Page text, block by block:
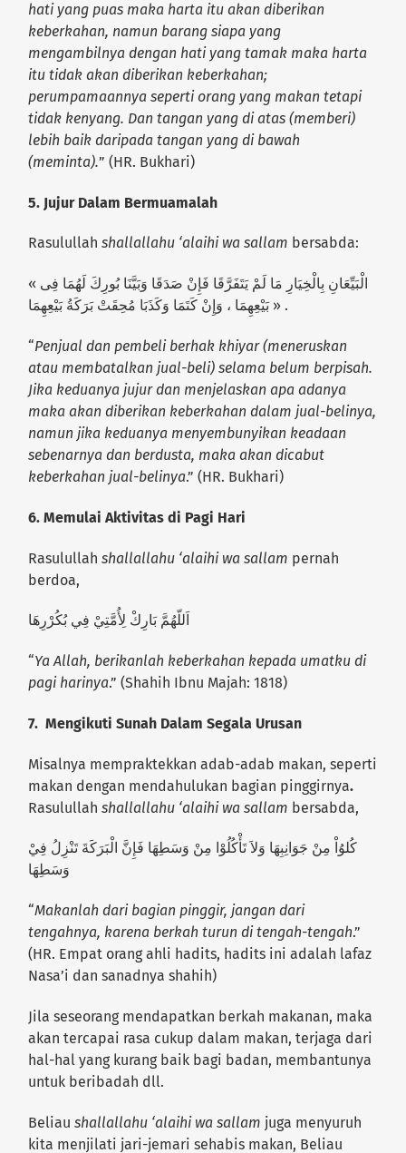
hati yang puas maka harta itu akan diberikan
keberkahan, namun barang siapa yang
mengambilnya dengan hati yang tamak maka harta
itu tidak akan diberikan keberkahan;
perumpamaannya seperti orang yang makan tetapi
tidak kenyang. Dan tangan yang di atas (memberi)
lebih baik daripada tangan yang di bawah
(meminta).” (HR. Bukhari)
5. Jujur Dalam Bermuamalah
Rasulullahshallallahu ‘alaihi wa sallam bersabda:
« الْبَيِّعَانِ بِالْخِيَارِ مَا لَمْ يَتَفَرَّقَا فَإِنْ صَدَقَا وَبَيَّنَا بُورِكَ لَهُمَا فِى
بَيْعِهِمَا ، وَإِنْ كَتَمَا وَكَذَبَا مُحِقَتْ بَرَكَةُ بَيْعِهِمَا » .
“Penjual dan pembeli berhak khiyar (meneruskan
atau membatalkan jual-beli) selama belum berpisah.
Jika keduanya jujur dan menjelaskan apa adanya
maka akan diberikan keberkahan dalam jual-belinya,
namun jika keduanya menyembunyikan keadaan
sebenarnya dan berdusta, maka akan dicabut
keberkahan jual-belinya.” (HR. Bukhari)
6.Memulai Aktivitas di Pagi Hari
Rasulullahshallallahu ‘alaihi wa sallam pernah
berdoa,
اَللّهُمَّ بَارِكْ لِأُمَّتِيْ فِي بُكُرْرِهَا
“Ya Allah, berikanlah keberkahan kepada umatku di
pagi harinya.” (Shahih Ibnu Majah: 1818)
7.Mengikuti Sunah Dalam Segala Urusan
Misalnya mempraktekkan adab-adab makan, seperti
makan dengan mendahulukan bagian pinggirnya.
Rasulullahshallallahu ‘alaihi wa sallam bersabda,
كُلوُاْ مِنْ جَوَانِبِهَا وَلاَ تَأْكُلُوْا مِنْ وَسَطِهَا فَإِنَّ الْبَرَكَةَ تَنْزِلُ فِيْ
وَسَطِهَا
“Makanlah dari bagian pinggir, jangan dari
tengahnya, karena berkah turun di tengah-tengah.”
(HR. Empat orang ahli hadits, hadits ini adalah lafaz
Nasa’i dan sanadnya shahih)
Jila seseorang mendapatkan berkah makanan, maka
akan tercapai rasa cukup dalam makan, terjaga dari
hal-hal yang kurang baik bagi badan, membantunya
untuk beribadah dll.
Beliaushallallahu ‘alaihi wa sallam juga menyuruh
kita menjilati jari-jemari sehabis makan, Beliau